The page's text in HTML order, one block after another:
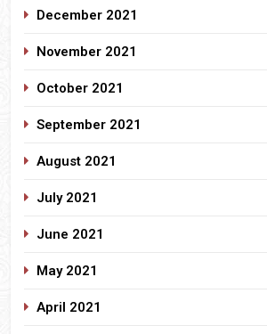
December 2021
November 2021
October 2021
September 2021
August 2021
July 2021
June 2021
May 2021
April 2021